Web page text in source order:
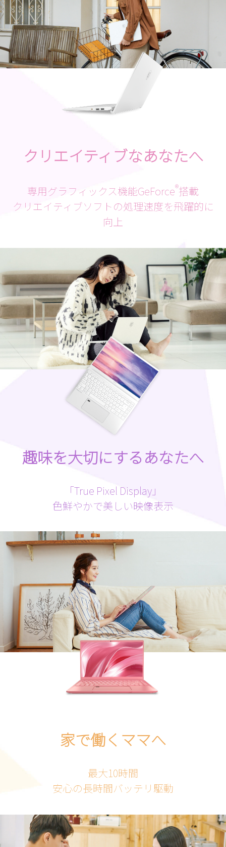
クリエイティブなあなたへ
専用グラフィックス機能GeForce®搭載
クリエイティブソフトの処理速度を飛躍的に
向上
趣味を大切にするあなたへ
「True Pixel Display」
色鮮やかで美しい映像表示
家で働くママへ
最大10時間
安心の長時間バッテリ駆動